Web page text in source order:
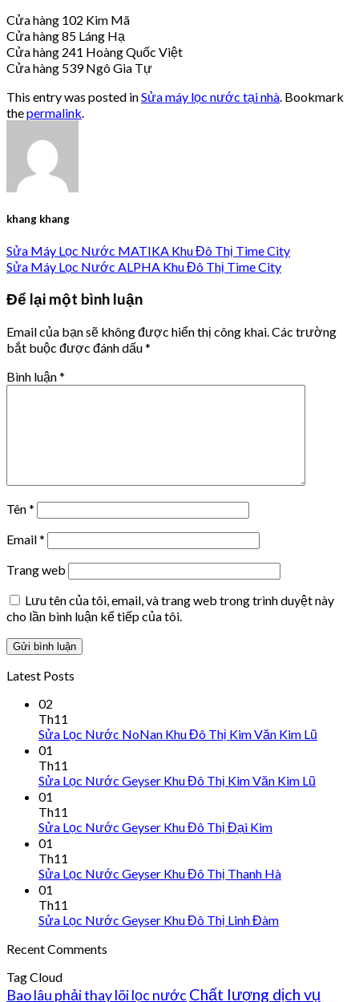
Cửa hàng 102 Kim Mã
Cửa hàng 85 Láng Hạ
Cửa hàng 241 Hoàng Quốc Việt
Cửa hàng 539 Ngô Gia Tự
This entry was posted inSửa máy lọc nước tại nhà . Bookmark
thepermalink
khang khang
Sửa Máy Lọc Nước MATIKA Khu Đô Thị Time City
Sửa Máy Lọc Nước ALPHA Khu Đô Thị Time City
Để lại một bình luận
Email của bạn sẽ không được hiển thị công khai. Các trường
bắt buộc được đánh dấu*
Bình luận*
Tên*
Email*
Trang web
Lưu tên của tôi, email, và trang web trong trình duyệt này
cho lần bình luận kế tiếp của tôi.
Latest Posts
02
Th11
Sửa Lọc Nước NoNan Khu Đô Thị Kim Văn Kim Lũ
01
Th11
Sửa Lọc Nước Geyser Khu Đô Thị Kim Văn Kim Lũ
01
Th11
Sửa Lọc Nước Geyser Khu Đô Thị Đại Kim
01
Th11
Sửa Lọc Nước Geyser Khu Đô Thị Thanh Hà
01
Th11
Sửa Lọc Nước Geyser Khu Đô Thị Linh Đàm
Recent Comments
Tag Cloud
Bao lâu phải thay lõi lọc nước Chất lượng dịch vụ